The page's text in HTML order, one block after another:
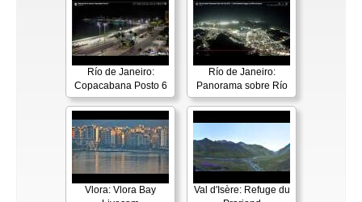
Río de Janeiro:
Copacabana Posto 6
Río de Janeiro:
Panorama sobre Río
Vlora: Vlora Bay
Val d'Isère: Refuge du